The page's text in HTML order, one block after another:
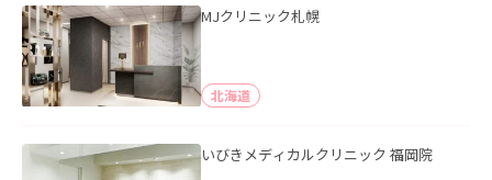
MJクリニック札幌
北海道
いびきメディカルクリニック 福岡院